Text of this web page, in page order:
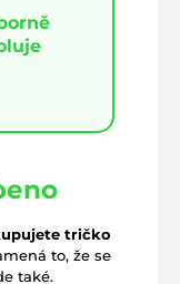
tričko
to, že se
také.